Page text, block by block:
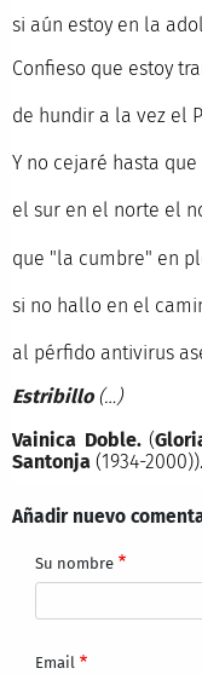
si aún estoy en la
Confieso que estoy
de hundir a la vez el
Y no cejaré hasta
el sur en el norte el
que "la cumbre" en
si no hallo en el
al pérfido antivirus
Estribillo (…)
Vainica Doble.(
Santonja (1934-2000)).
Añadir nuevo
Su nombre
Email